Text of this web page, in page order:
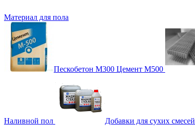
Материал для пола
Пескобетон М300 Цемент М500
Наливной пол Добавки для сухих смесей